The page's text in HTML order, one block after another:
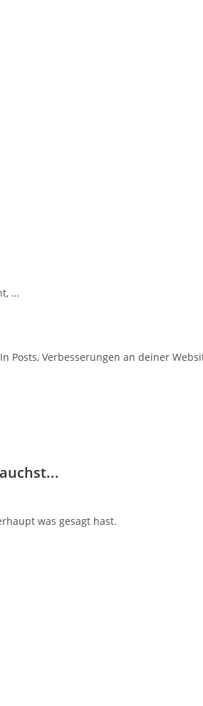
…
Verbesserungen an deiner
was gesagt hast.